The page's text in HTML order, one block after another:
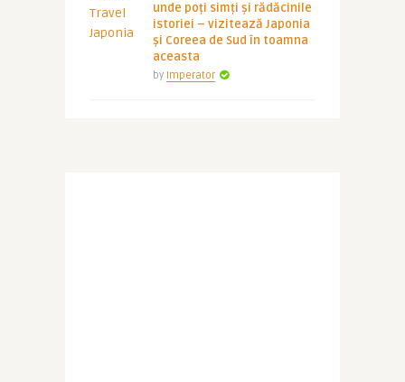
unde poți simți și rădăcinile
istoriei – vizitează Japonia
și Coreea de Sud în toamna
aceasta
by Imperator